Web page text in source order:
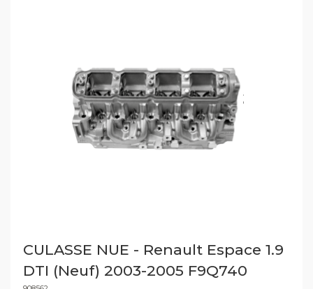
CULASSE NUE - Renault Espace 1.9
DTI (Neuf) 2003-2005 F9Q740